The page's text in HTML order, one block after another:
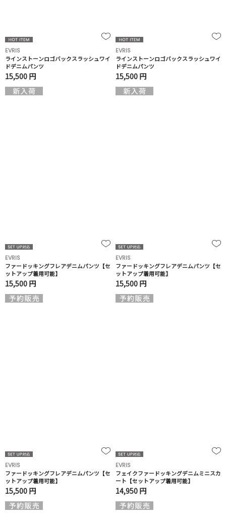
EVRIS
ラインストーンロゴバックスラッシュワイ
ドデニムパンツ
15,500 円
EVRIS
ラインストーンロゴバックスラッシュワイ
ドデニムパンツ
15,500 円
EVRIS
ファードッキングフレアデニムパンツ【セ
ットアップ着用可能】
15,500 円
EVRIS
ファードッキングフレアデニムパンツ【セ
ットアップ着用可能】
15,500 円
EVRIS
ファードッキングフレアデニムパンツ【セ
ットアップ着用可能】
15,500 円
EVRIS
フェイクファードッキングデニムミニスカ
ート【セットアップ着用可能】
14,950 円